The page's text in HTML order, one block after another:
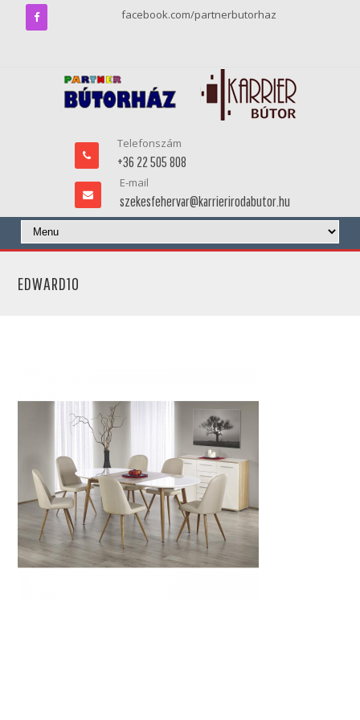
facebook.com/partnerbutorhaz
Telefonszám
+36 22 505 808
E-mail
szekesfehervar@karrierirodabutor.hu
EDWARD10